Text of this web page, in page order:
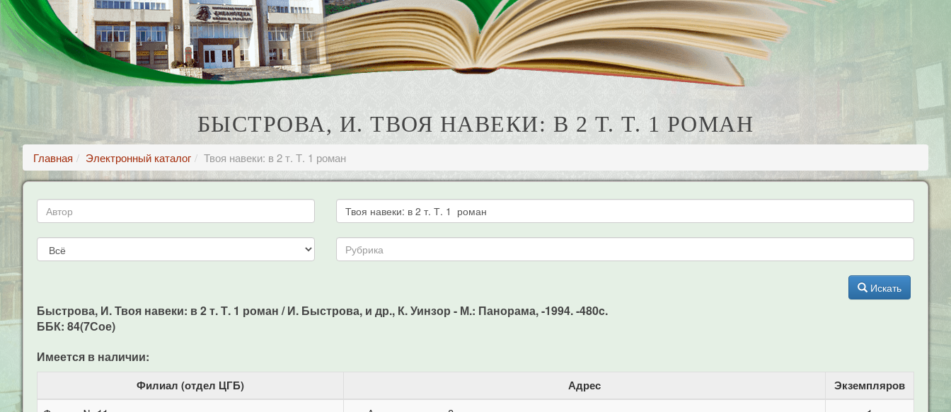
БЫСТРОВА, И. ТВОЯ НАВЕКИ: В 2 Т. Т. 1 РОМАН
Главная Электронный каталог Твоя навеки: в 2 т. Т. 1 роман
Искать
Быстрова, И. Твоя навеки: в 2 т. Т. 1 роман / И. Быстрова, и др., К. Уинзор - М.: Панорама, -1994. -480c.
ББК: 84(7Сое)
Имеется в наличии:
Филиал (отдел ЦГБ) Адрес Экземпляров